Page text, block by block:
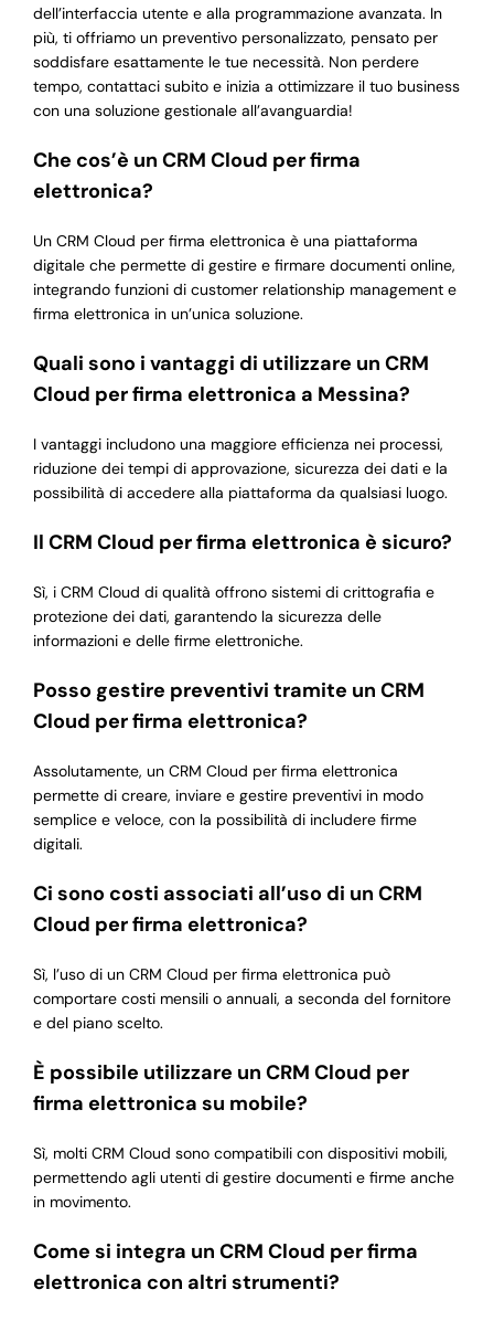
dell’interfaccia utente e alla programmazione avanzata. In
più, ti offriamo un preventivo personalizzato, pensato per
soddisfare esattamente le tue necessità. Non perdere
tempo, contattaci subito e inizia a ottimizzare il tuo business
con una soluzione gestionale all’avanguardia!
Che cos’è un CRM Cloud per firma
elettronica?
Un CRM Cloud per firma elettronica è una piattaforma
digitale che permette di gestire e firmare documenti online,
integrando funzioni di customer relationship management e
firma elettronica in un’unica soluzione.
Quali sono i vantaggi di utilizzare un CRM
Cloud per firma elettronica a Messina?
I vantaggi includono una maggiore efficienza nei processi,
riduzione dei tempi di approvazione, sicurezza dei dati e la
possibilità di accedere alla piattaforma da qualsiasi luogo.
Il CRM Cloud per firma elettronica è sicuro?
Sì, i CRM Cloud di qualità offrono sistemi di crittografia e
protezione dei dati, garantendo la sicurezza delle
informazioni e delle firme elettroniche.
Posso gestire preventivi tramite un CRM
Cloud per firma elettronica?
Assolutamente, un CRM Cloud per firma elettronica
permette di creare, inviare e gestire preventivi in modo
semplice e veloce, con la possibilità di includere firme
digitali.
Ci sono costi associati all’uso di un CRM
Cloud per firma elettronica?
Sì, l’uso di un CRM Cloud per firma elettronica può
comportare costi mensili o annuali, a seconda del fornitore
e del piano scelto.
È possibile utilizzare un CRM Cloud per
firma elettronica su mobile?
Sì, molti CRM Cloud sono compatibili con dispositivi mobili,
permettendo agli utenti di gestire documenti e firme anche
in movimento.
Come si integra un CRM Cloud per firma
elettronica con altri strumenti?